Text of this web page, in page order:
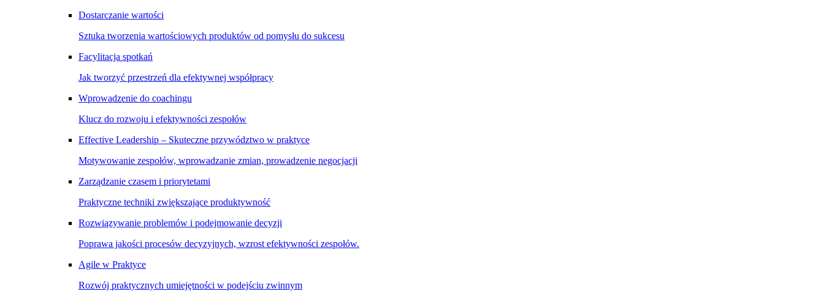
Dostarczanie wartości
Sztuka tworzenia wartościowych produktów od pomysłu do sukcesu
Facylitacja spotkań
Jak tworzyć przestrzeń dla efektywnej współpracy
Wprowadzenie do coachingu
Klucz do rozwoju i efektywności zespołów
Effective Leadership – Skuteczne przywództwo w praktyce
Motywowanie zespołów, wprowadzanie zmian, prowadzenie negocjacji
Zarządzanie czasem i priorytetami
Praktyczne techniki zwiększające produktywność
Rozwiązywanie problemów i podejmowanie decyzji
Poprawa jakości procesów decyzyjnych, wzrost efektywności zespołów.
Agile w Praktyce
Rozwój praktycznych umiejętności w podejściu zwinnym